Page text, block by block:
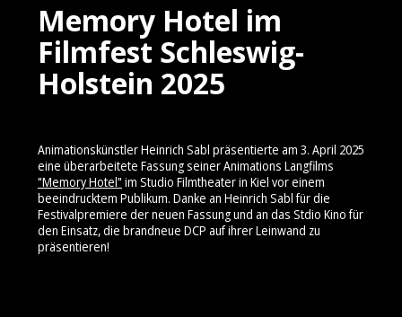
Memory Hotel im
Filmfest Schleswig-
Holstein 2025
Animationskünstler Heinrich Sabl präsentierte am 3. April 2025
eine überarbeitete Fassung seiner Animations Langfilms
"Memory Hotel" im Studio Filmtheater in Kiel vor einem
beeindrucktem Publikum. Danke an Heinrich Sabl für die
Festivalpremiere der neuen Fassung und an das Stdio Kino für
den Einsatz, die brandneue DCP auf ihrer Leinwand zu
präsentieren!